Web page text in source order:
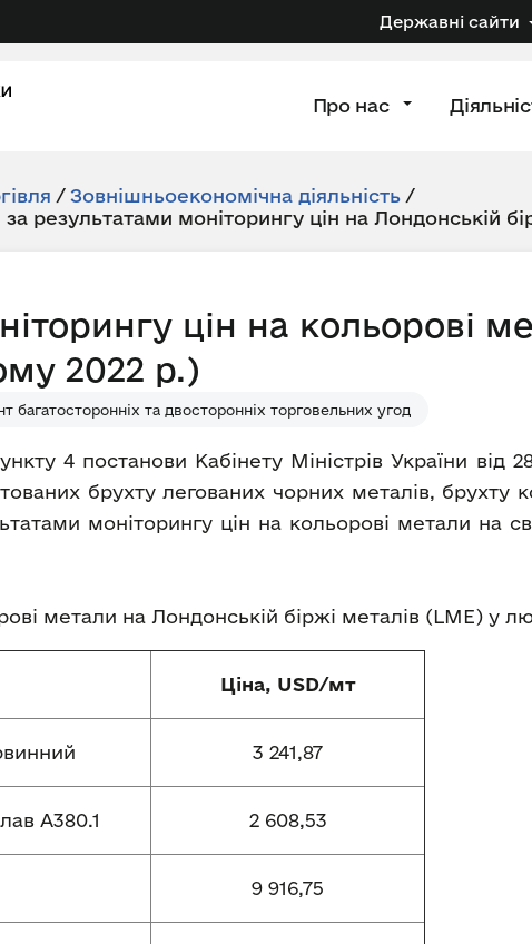
Державні сайти
Про нас
/ Зовнішньоекономічна діяльність /
результатами моніторингу цін на Лондонській
цін на кольорові
2022 р.)
багатосторонніх та двосторонніх торговельних угод
4 постанови Кабінету Міністрів України
брухту легованих чорних металів, брухту
моніторингу цін на кольорові метали на
метали на Лондонській біржі металів (LME) у
Ціна, USD/мт
3 241,87
А380.1 2 608,53
9 916,75